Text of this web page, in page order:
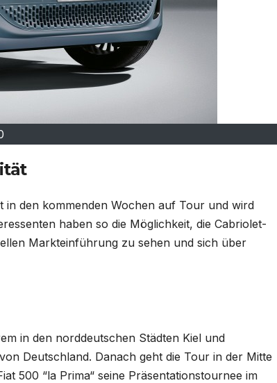
in den kommenden Wochen auf Tour und wird
haben so die Möglichkeit, die Cabriolet-
Markteinführung zu sehen und sich über
in den norddeutschen Städten Kiel und
Deutschland. Danach geht die Tour in der Mitte
500 “la Prima“ seine Präsentationstournee im